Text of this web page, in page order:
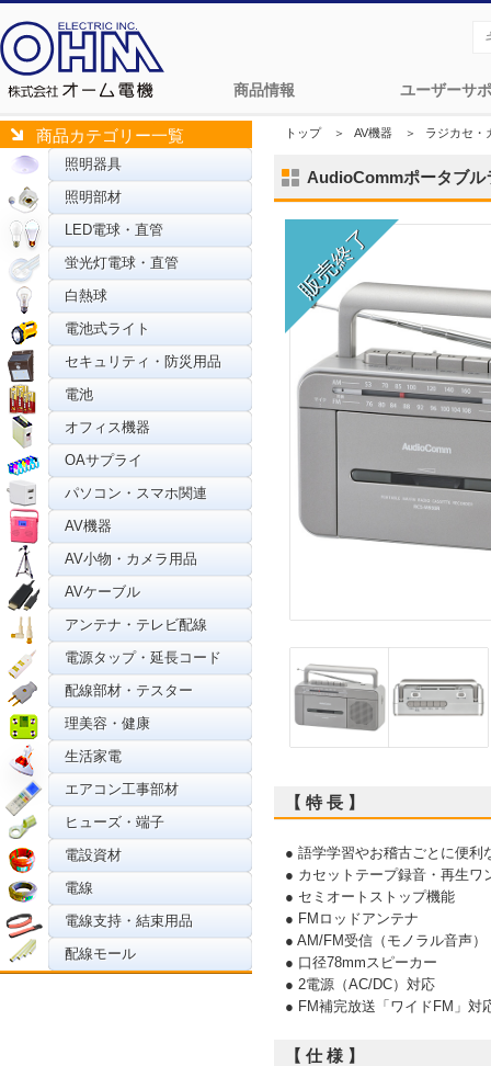
商品情報 ユーザーサ
商品カテゴリー一覧
照明器具
照明部材
LED電球・直管
蛍光灯電球・直管
白熱球
電池式ライト
セキュリティ・防災用品
電池
オフィス機器
OAサプライ
パソコン・スマホ関連
AV機器
AV小物・カメラ用品
AVケーブル
アンテナ・テレビ配線
電源タップ・延長コード
配線部材・テスター
理美容・健康
生活家電
エアコン工事部材
ヒューズ・端子
電設資材
電線
電線支持・結束用品
配線モール
トップ＞ AV機器 ＞ ラジカセ・
AudioCommポータブル
【 特 長 】
● 語学学習やお稽古ごとに便利
● カセットテープ録音・再生ワ
● セミオートストップ機能
● FMロッドアンテナ
● AM/FM受信（モノラル音声）
● 口径78mmスピーカー
● 2電源（AC/DC）対応
● FM補完放送「ワイドFM」対
【 仕 様 】